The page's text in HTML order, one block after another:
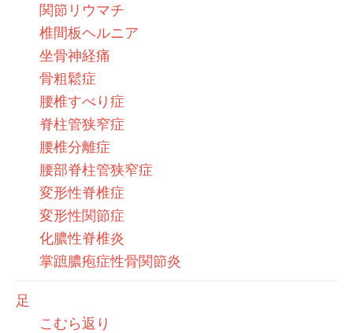
関節リウマチ
椎間板ヘルニア
坐骨神経痛
骨粗鬆症
腰椎すべり症
脊柱管狭窄症
腰椎分離症
腰部脊柱管狭窄症
変形性脊椎症
変形性関節症
化膿性脊椎炎
掌蹠膿疱症性骨関節炎
足
こむら返り